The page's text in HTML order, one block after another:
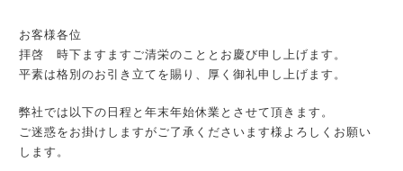
お客様各位
拝啓 時下ますますご清栄のこととお慶び申し上げます。
平素は格別のお引き立てを賜り、厚く御礼申し上げます。
弊社では以下の日程と年末年始休業とさせて頂きます。
ご迷惑をお掛けしますがご了承くださいます様よろしくお願い
します。